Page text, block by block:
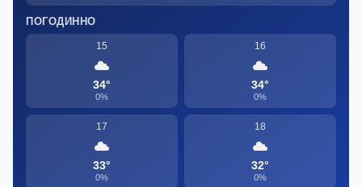
ПОГОДИННО
15
34°
0%
16
34°
0%
17
33°
0%
18
32°
0%